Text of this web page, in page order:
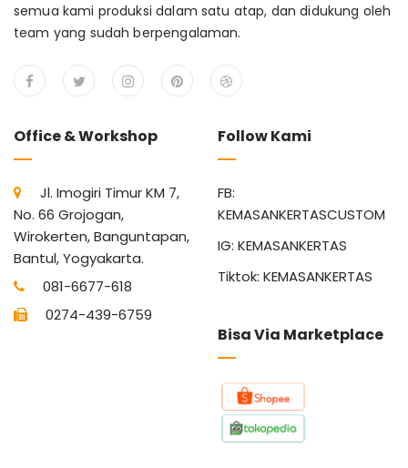
semua kami produksi dalam satu atap, dan didukung oleh
team yang sudah berpengalaman.
Office & Workshop
Jl. Imogiri Timur KM 7,
No. 66 Grojogan,
Wirokerten, Banguntapan,
Bantul, Yogyakarta.
081-6677-618
0274-439-6759
Follow Kami
FB:
KEMASANKERTASCUSTOM
IG: KEMASANKERTAS
Tiktok: KEMASANKERTAS
Bisa Via Marketplace